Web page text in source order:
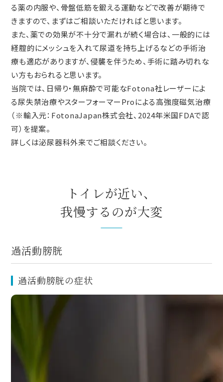
る薬の内服や、骨盤低筋を鍛える運動などで改善が期待で
きますので、まずはご相談いただければと思います。
また、薬での効果が不十分で漏れが続く場合は、一般的には
経腟的にメッシュを入れて尿道を持ち上げるなどの手術治
療も適応がありますが、侵襲を伴うため、手術に踏み切れな
い方もおられると思います。
当院では、日帰り・無麻酔で可能なFotona社レーザーによ
る尿失禁治療やスターフォーマーProによる高強度磁気治療
（※輸入元：FotonaJapan株式会社、2024年米国FDAで認
可）を提案。
詳しくは泌尿器科外来でご相談ください。
トイレが近い、
我慢するのが大変
過活動膀胱
過活動膀胱の症状